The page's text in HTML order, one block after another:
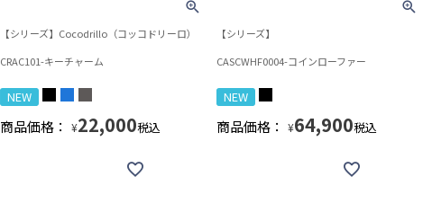
【シリーズ】Cocodrillo（コッコドリーロ）
CRAC101-キーチャーム
NEW
商品価格： ¥22,000税込
【シリーズ】
CASCWHF0004-コインローファー
NEW
商品価格： ¥64,900税込